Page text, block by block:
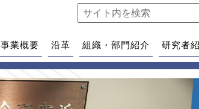
事業概要 沿革 組織・部門紹介 研究者